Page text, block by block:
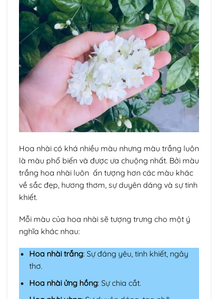
Hoa nhài có khá nhiều màu nhưng màu trắng luôn
là màu phổ biến và được ưa chuộng nhất. Bởi màu
trắng hoa nhài luôn ấn tượng hơn các màu khác
về sắc đẹp, hương thơm, sự duyên dáng và sự tinh
khiết.
Mỗi màu của hoa nhài sẽ tượng trưng cho một ý
nghĩa khác nhau:
Hoa nhài trắng: Sự đáng yêu, tinh khiết, ngây
thơ.
Hoa nhài ửng hồng: Sự chia cắt.